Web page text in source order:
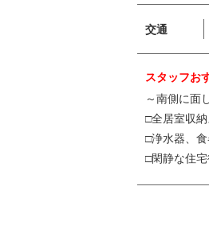
交通
スタッフお
～南側に面
□全居室収納
□浄水器、
□閑静な住